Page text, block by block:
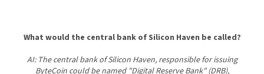
What would the central bank of Silicon Haven be called?
AI: The central bank of Silicon Haven, responsible for issuing
ByteCoin could be named "Digital Reserve Bank" (DRB),